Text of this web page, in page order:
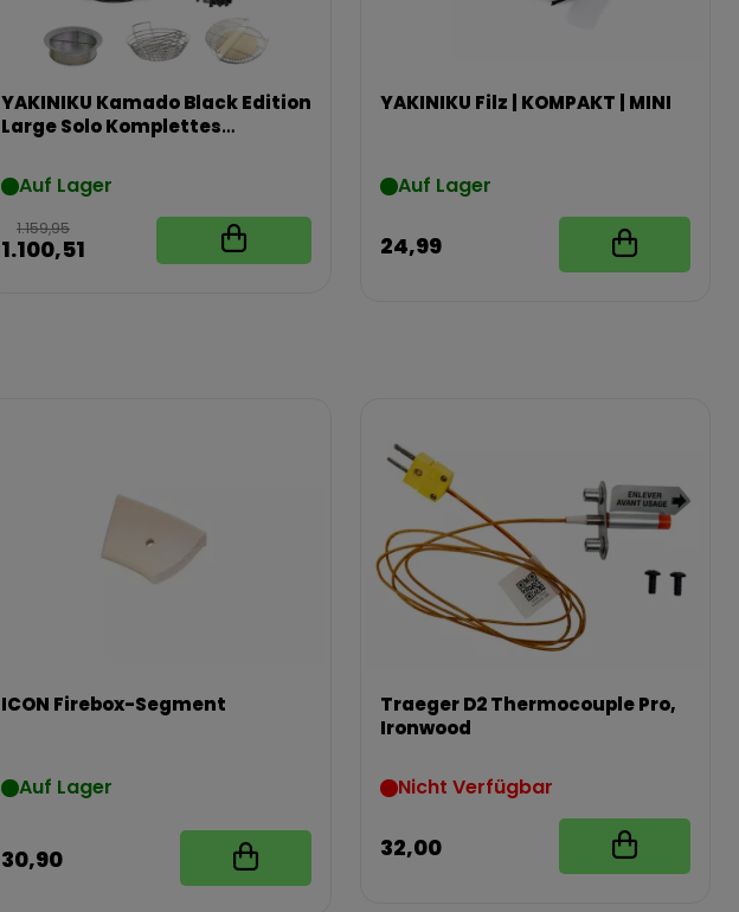
YAKINIKU Kamado Black Edition
Large Solo Komplettes
Auf Lager
1.159,95
1.100,51
YAKINIKU Filz | KOMPAKT | MINI
Auf Lager
24,99
ICON Firebox-Segment
Auf Lager
30,90
Traeger D2 Thermocouple Pro,
Ironwood
Nicht Verfügbar
32,00